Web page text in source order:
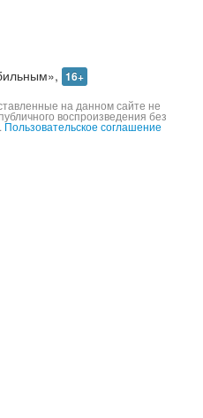
16+
на данном сайте не
воспроизведения без